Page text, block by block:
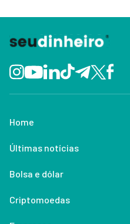
Home
Últimas notícias
Bolsa e dólar
Criptomoedas